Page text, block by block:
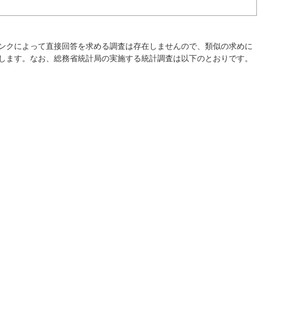
クによって直接回答を求める調査は存在しませんので、類似の求めに
ます。なお、総務省統計局の実施する統計調査は以下のとおりです。